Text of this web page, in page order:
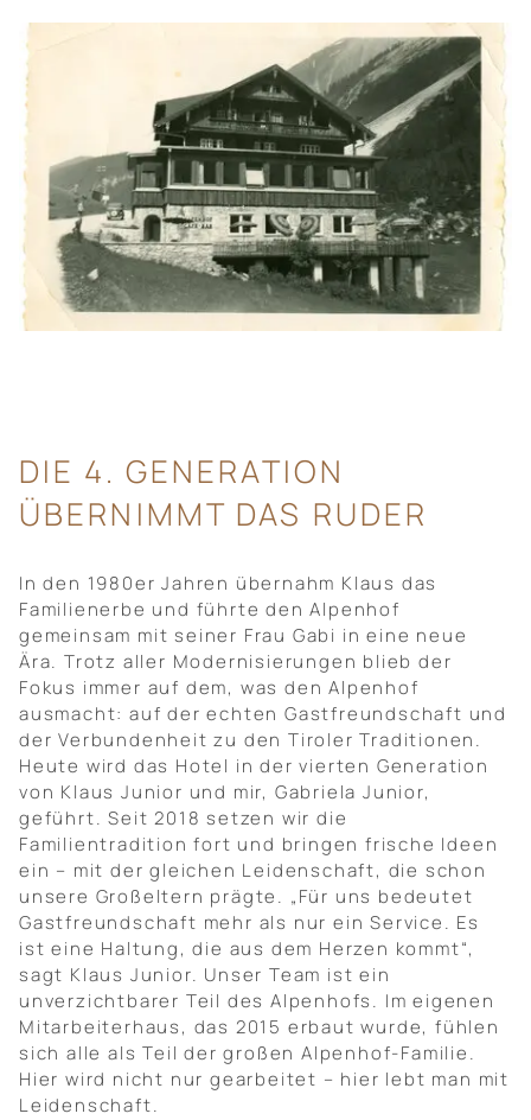
DIE 4. GENERATION
ÜBERNIMMT DAS RUDER
In den 1980er Jahren übernahm Klaus das
Familienerbe und führte den Alpenhof
gemeinsam mit seiner Frau Gabi in eine neue
Ära. Trotz aller Modernisierungen blieb der
Fokus immer auf dem, was den Alpenhof
ausmacht: auf der echten Gastfreundschaft und
der Verbundenheit zu den Tiroler Traditionen.
Heute wird das Hotel in der vierten Generation
von Klaus Junior und mir, Gabriela Junior,
geführt. Seit 2018 setzen wir die
Familientradition fort und bringen frische Ideen
ein – mit der gleichen Leidenschaft, die schon
unsere Großeltern prägte. „Für uns bedeutet
Gastfreundschaft mehr als nur ein Service. Es
ist eine Haltung, die aus dem Herzen kommt“,
sagt Klaus Junior. Unser Team ist ein
unverzichtbarer Teil des Alpenhofs. Im eigenen
Mitarbeiterhaus, das 2015 erbaut wurde, fühlen
sich alle als Teil der großen Alpenhof-Familie.
Hier wird nicht nur gearbeitet – hier lebt man mit
Leidenschaft.